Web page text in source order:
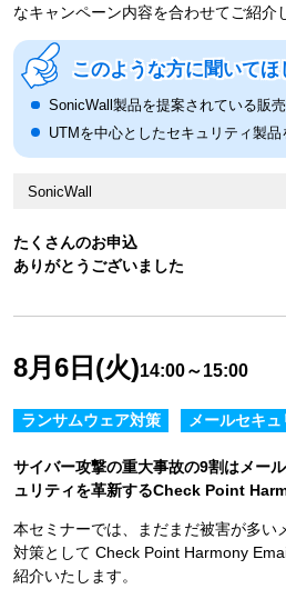
たくさんのお申込
ありがとうございました
なキャンペーン内容を合わせてご紹介
このような方に聞いてほ
SonicWall製品を提案されている販
UTMを中心としたセキュリティ製
SonicWall
8月6日(火)14:00～15:00
ランサムウェア対策 メールセキュ
サイバー攻撃の重大事故の9割はメー
ュリティを革新するCheck Point
本セミナーでは、まだまだ被害が多い
対策として Check Point Harmony
紹介いたします。